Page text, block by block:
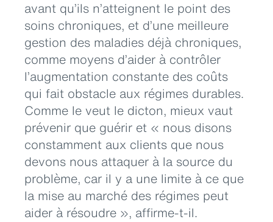
avant qu’ils n’atteignent le point des
soins chroniques, et d’une meilleure
gestion des maladies déjà chroniques,
comme moyens d’aider à contrôler
l’augmentation constante des coûts
qui fait obstacle aux régimes durables.
Comme le veut le dicton, mieux vaut
prévenir que guérir et « nous disons
constamment aux clients que nous
devons nous attaquer à la source du
problème, car il y a une limite à ce que
la mise au marché des régimes peut
aider à résoudre », affirme-t-il.